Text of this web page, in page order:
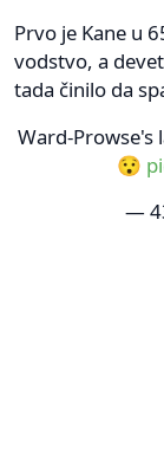
Prvo je Kane u
vodstvo, a
tada činilo da
Ward-Prowse's
😯
—